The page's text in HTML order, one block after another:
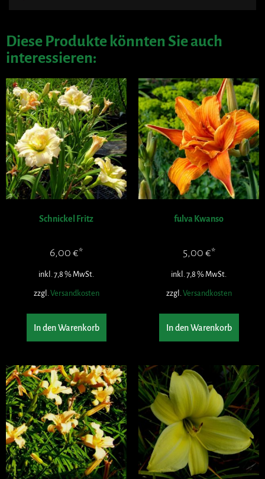
Diese Produkte könnten Sie auch
interessieren:
Schnickel Fritz
6,00 €
inkl. 7,8 % MwSt.
zzgl.Versandkosten
In den Warenkorb
fulva Kwanso
5,00 €
inkl. 7,8 % MwSt.
zzgl.Versandkosten
In den Warenkorb